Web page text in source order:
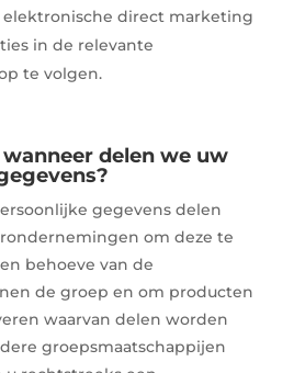
direct marketing
in de relevante
te volgen.
delen we uw
gegevens delen
om deze te
behoeve van de
de groep en om producten
waarvan delen worden
groepsmaatschappijen